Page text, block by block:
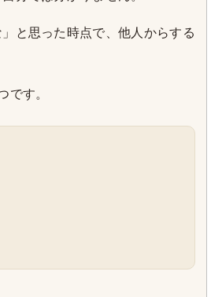
」と思った時点で、他人からする
です。